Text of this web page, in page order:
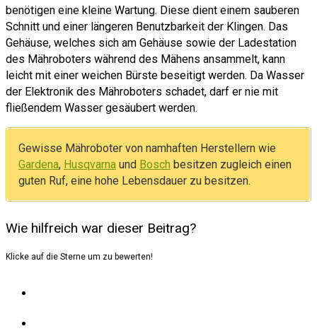
benötigen eine kleine Wartung. Diese dient einem sauberen
Schnitt und einer längeren Benutzbarkeit der Klingen. Das
Gehäuse, welches sich am Gehäuse sowie der Ladestation
des Mähroboters während des Mähens ansammelt, kann
leicht mit einer weichen Bürste beseitigt werden. Da Wasser
der Elektronik des Mähroboters schadet, darf er nie mit
fließendem Wasser gesäubert werden.
Gewisse Mähroboter von namhaften Herstellern wie
Gardena, Husqvarna und Bosch besitzen zugleich einen
guten Ruf, eine hohe Lebensdauer zu besitzen.
Wie hilfreich war dieser Beitrag?
Klicke auf die Sterne um zu bewerten!